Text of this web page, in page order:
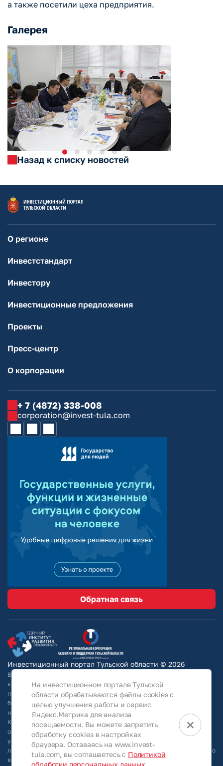
а также посетили цеха предприятия.
Галерея
Назад к списку новостей
О регионе
Инвестстандарт
Инвестору
Инвестиционные предложения
Проекты
Пресс-центр
О корпорации
+ 7 (4872) 338-008
corporation@invest-tula.com
Обратная связь
Инвестиционный портал Тульской области © 2026
Вся информация на сайте носит ознакомительный характер и ни при
каких условиях не является публичной офертой, определяемой
положениями Статьи 437 Гражданского кодекса РФ. Для получения
более подробной информации и окончательных условий следует
непосредственно (уточнять у собственников/ обращаться в АО
КРТО).Используя информацию, указанную на сайте, Общество
оставляет за собой право в любое время без специального
уведомления вносить изменения, удалять, исправлять, дополнять,
либо любым иным способом обновлять информацию, размещенную во
всех разделах данного сайта.
×
На инвестиционном портале Тульской
области обрабатываются файлы cookies с
целью улучшения работы и сервис
Яндекс.Метрика для анализа
посещаемости. Вы можете запретить
обработку cookies в настройках
браузера. Оставаясь на www.invest-
tula.com, вы соглашаетесь с Политикой
обработки персональных данных